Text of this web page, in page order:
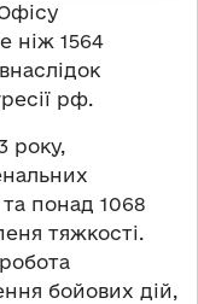
ніж 1564
рф.
року,
понад 1068
тяжкості.
бойових дій,